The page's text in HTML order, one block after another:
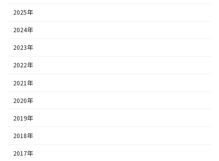
2025年
2024年
2023年
2022年
2021年
2020年
2019年
2018年
2017年